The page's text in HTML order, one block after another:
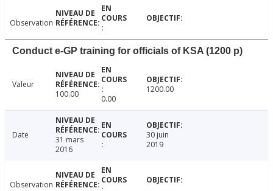
Observation
Conduct e-GP training for officials of KSA (1200 p)
Valeur
100.00
0.00
1200.00
Date
31 mars
2016
30 juin
2019
Observation